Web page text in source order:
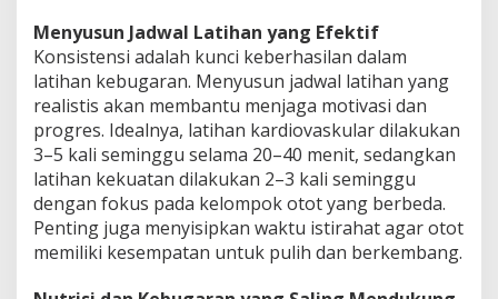
Menyusun Jadwal Latihan yang Efektif
Konsistensi adalah kunci keberhasilan dalam
latihan kebugaran. Menyusun jadwal latihan yang
realistis akan membantu menjaga motivasi dan
progres. Idealnya, latihan kardiovaskular dilakukan
3–5 kali seminggu selama 20–40 menit, sedangkan
latihan kekuatan dilakukan 2–3 kali seminggu
dengan fokus pada kelompok otot yang berbeda.
Penting juga menyisipkan waktu istirahat agar otot
memiliki kesempatan untuk pulih dan berkembang.